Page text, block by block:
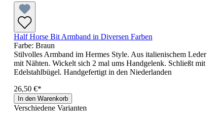
Half Horse Bit Armband in Diversen Farben
Farbe: Braun
Stilvolles Armband im Hermes Style. Aus italienischem Leder
mit Nähten. Wickelt sich 2 mal ums Handgelenk. Schließt mit
Edelstahlbügel. Handgefertigt in den Niederlanden
26,50 €*
In den Warenkorb
Verschiedene Varianten